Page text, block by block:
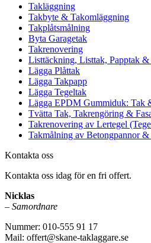
Takläggning
Takbyte & Takomläggning
Takplåtsmålning
Byta Garagetak
Takrenovering
Listtäckning, Listtak, Papptak
Lägga Plåttak
Lägga Takpapp
Lägga Tegeltak
Lägga EPDM Gummiduk: Tak
Tvätta Tak, Takrengöring &
Takrenovering av Lertegel
Takmålning av Betongpannor
Kontakta oss
Kontakta oss idag för en fri offert.
Nicklas
– Samordnare
Nummer: 010-555 91 17
Mail: offert@skane-taklaggare.se